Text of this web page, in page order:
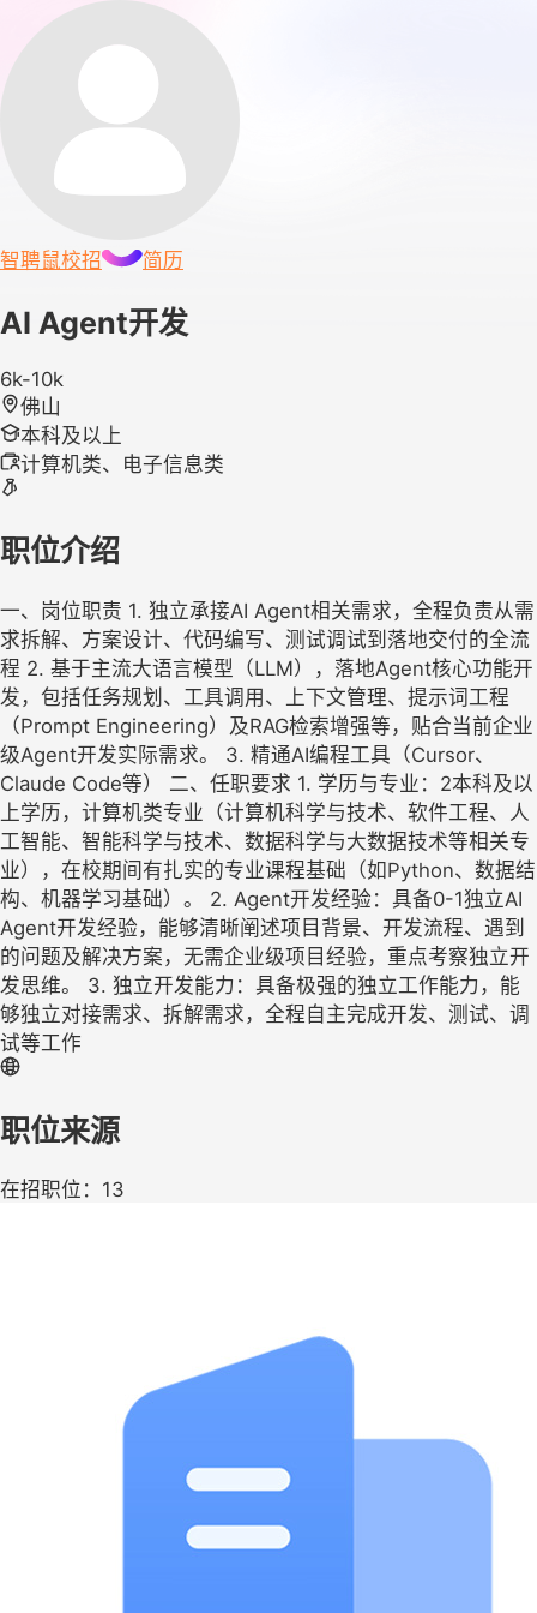
智聘鼠校招 简历
AI Agent开发
6k-10k
佛山
本科及以上
计算机类、电子信息类
职位介绍
一、岗位职责 1. 独立承接AI Agent相关需求，全程负责从需
求拆解、方案设计、代码编写、测试调试到落地交付的全流
程 2. 基于主流大语言模型（LLM），落地Agent核心功能开
发，包括任务规划、工具调用、上下文管理、提示词工程
（Prompt Engineering）及RAG检索增强等，贴合当前企业
级Agent开发实际需求。 3. 精通AI编程工具（Cursor、
Claude Code等） 二、任职要求 1. 学历与专业：2本科及以
上学历，计算机类专业（计算机科学与技术、软件工程、人
工智能、智能科学与技术、数据科学与大数据技术等相关专
业），在校期间有扎实的专业课程基础（如Python、数据结
构、机器学习基础）。 2. Agent开发经验：具备0-1独立AI
Agent开发经验，能够清晰阐述项目背景、开发流程、遇到
的问题及解决方案，无需企业级项目经验，重点考察独立开
发思维。 3. 独立开发能力：具备极强的独立工作能力，能
够独立对接需求、拆解需求，全程自主完成开发、测试、调
试等工作
职位来源
在招职位：13